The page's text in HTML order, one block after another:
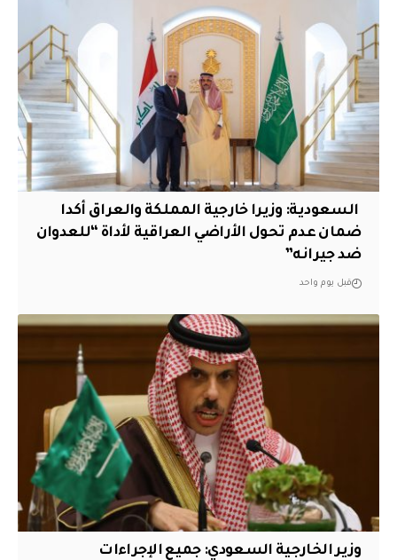
‏ السعودية: وزيرا خارجية المملكة والعراق أكدا
ضمان عدم تحول الأراضي العراقية لأداة “للعدوان
ضد جيرانه”
قبل يوم واحد
وزير الخارجية السعودي: جميع الإجراءات